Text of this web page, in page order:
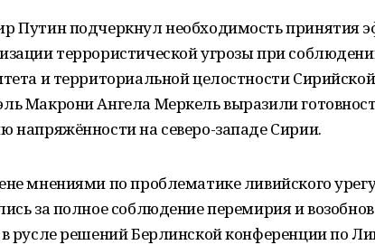
Путин подчеркнул необходимость принятия
террористической угрозы при
и территориальной целостности
Макрони Ангела Меркель выразили
напряжённости на северо-западе Сирии.
мнениями по проблематике ливийского
за полное соблюдение перемирия и
русле решений Берлинской конференции по